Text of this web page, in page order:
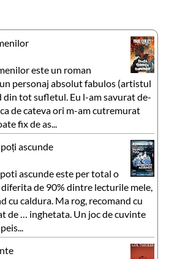
este un roman
personaj absolut fabulos (artistul
din tot sufletul. Eu l-am savurat de-
de cateva ori m-am cutremurat
fix de as...
ascunde
ascunde este per total o
de 90% dintre lecturile mele,
cu caldura. Ma rog, recomand cu
de … inghetata. Un joc de cuvinte